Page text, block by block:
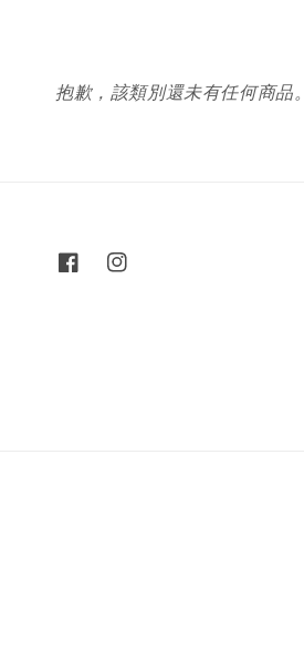
抱歉，該類別還未有任何商品。